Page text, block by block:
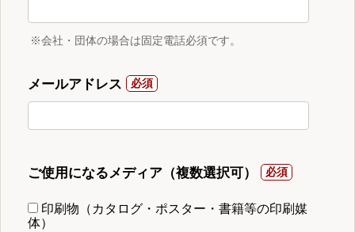
※会社・団体の場合は固定電話必須です。
メールアドレス
ご使用になるメディア（複数選択可）
印刷物（カタログ・ポスター・書籍等の印刷媒
体）